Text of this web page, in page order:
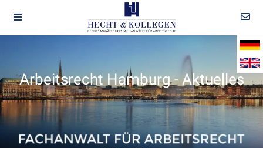
Arbeitsrecht Hamburg - Aktuelles